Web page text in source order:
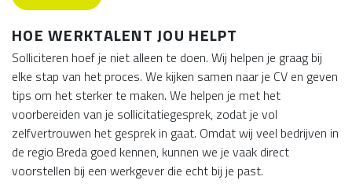
HOE WERKTALENT JOU HELPT
Solliciteren hoef je niet alleen te doen. Wij helpen je graag bij
elke stap van het proces. We kijken samen naar je CV en geven
tips om het sterker te maken. We helpen je met het
voorbereiden van je sollicitatiegesprek, zodat je vol
zelfvertrouwen het gesprek in gaat. Omdat wij veel bedrijven in
de regio Breda goed kennen, kunnen we je vaak direct
voorstellen bij een werkgever die echt bij je past.